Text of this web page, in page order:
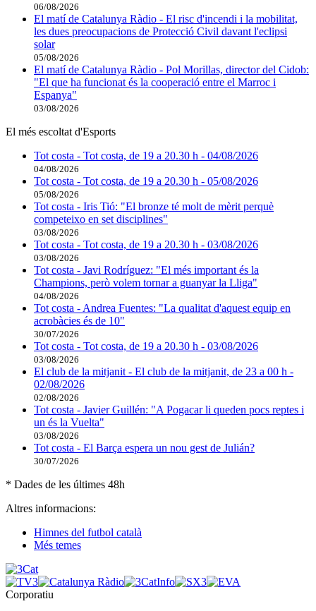
06/08/2026
El matí de Catalunya Ràdio - El risc d'incendi i la mobilitat,
les dues preocupacions de Protecció Civil davant l'eclipsi
solar
05/08/2026
El matí de Catalunya Ràdio - Pol Morillas, director del Cidob:
"El que ha funcionat és la cooperació entre el Marroc i
Espanya"
03/08/2026
El més escoltat d'Esports
Tot costa - Tot costa, de 19 a 20.30 h - 04/08/2026
04/08/2026
Tot costa - Tot costa, de 19 a 20.30 h - 05/08/2026
05/08/2026
Tot costa - Iris Tió: "El bronze té molt de mèrit perquè
competeixo en set disciplines"
03/08/2026
Tot costa - Tot costa, de 19 a 20.30 h - 03/08/2026
03/08/2026
Tot costa - Javi Rodríguez: "El més important és la
Champions, però volem tornar a guanyar la Lliga"
04/08/2026
Tot costa - Andrea Fuentes: "La qualitat d'aquest equip en
acrobàcies és de 10"
30/07/2026
Tot costa - Tot costa, de 19 a 20.30 h - 03/08/2026
03/08/2026
El club de la mitjanit - El club de la mitjanit, de 23 a 00 h -
02/08/2026
02/08/2026
Tot costa - Javier Guillén: "A Pogacar li queden pocs reptes i
un és la Vuelta"
03/08/2026
Tot costa - El Barça espera un nou gest de Julián?
30/07/2026
* Dades de les últimes 48h
Altres informacions:
Himnes del futbol català
Més temes
Corporatiu